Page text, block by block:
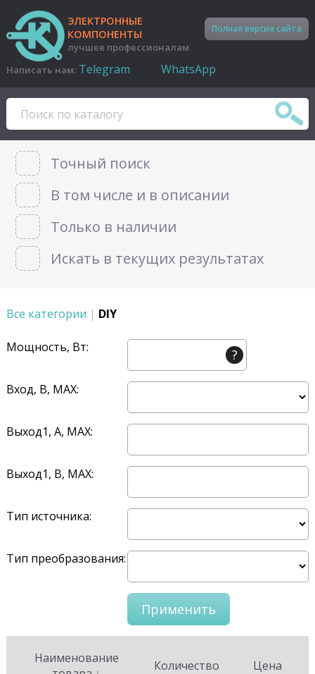
ЭЛЕКТРОННЫЕ
КОМПОНЕНТЫ
лучшее профессионалам
Полная версия сайта
Написать нам: Telegram WhatsApp
Точный поиск
В том числе и в описании
Только в наличии
Искать в текущих результатах
Все категории | DIY
Мощность, Вт: ?
Вход, В, MAX:
Выход1, A, MAX:
Выход1, В, MAX:
Тип источника:
Тип преобразования:
Наименование
Количество Цена